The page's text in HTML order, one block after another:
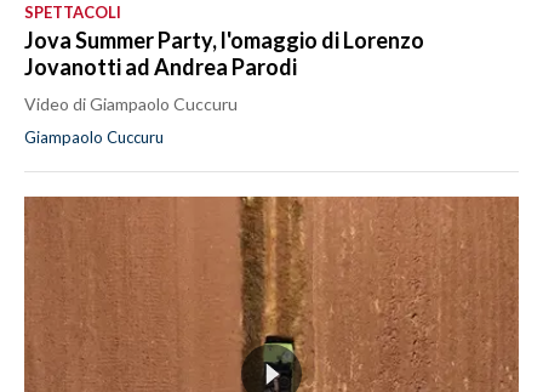
SPETTACOLI
Jova Summer Party, l'omaggio di Lorenzo
Jovanotti ad Andrea Parodi
Video di Giampaolo Cuccuru
Giampaolo Cuccuru